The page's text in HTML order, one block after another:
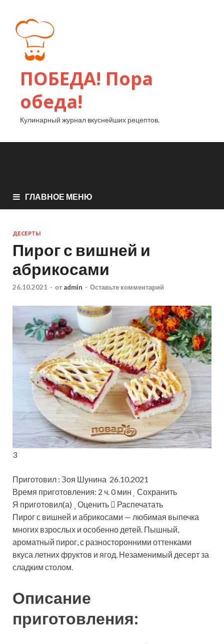
ПОБЕДА! Пора
обеда!
Кулинарный журнал вкуснейших рецептов.
ГЛАВНОЕ МЕНЮ
ДЕСЕРТЫ
Пирог с вишней и
абрикосами
26.10.2021 - от admin - Оставьте комментарий
3
Приготовил : Зоя Шунина 26.10.2021
Время приготовления: 2 ч. 0 мин
Сохранить
Я приготовил(а)
Оценить
Распечатать
Пирог с вишней и абрикосами — любимая выпечка
многих взрослых и особенно детей. Пышный,
ароматный пирог, с разносторонними оттенками
вкуса летних фруктов и ягод. Незаменимый десерт за
сладким столом.
Описание
приготовления: